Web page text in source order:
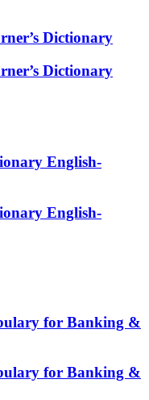
Dictionary
Dictionary
English-
English-
for Banking &
for Banking &